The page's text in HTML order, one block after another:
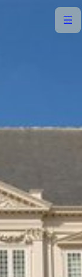
Menu